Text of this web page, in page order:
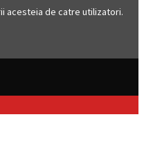
acesteia de catre utilizatori.